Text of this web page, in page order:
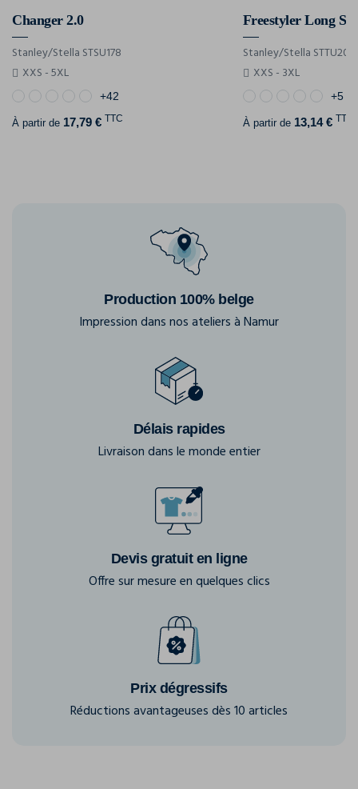
Changer 2.0
Stanley/Stella STSU178
XXS - 5XL
+42
À partir de 17,79 € TTC
Freestyler Long
Stanley/Stella STTU200
XXS - 3XL
+5
À partir de 13,14 € TTC
Production 100% belge
Impression dans nos ateliers à Namur
Délais rapides
Livraison dans le monde entier
Devis gratuit en ligne
Offre sur mesure en quelques clics
Prix dégressifs
Réductions avantageuses dès 10 articles